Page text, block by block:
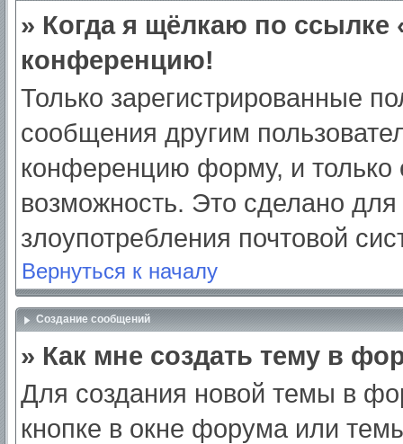
» Когда я щёлкаю по ссылке
конференцию!
Только зарегистрированные
сообщения другим
конференцию форму, и только
возможность. Это сделано для
злоупотребления почтовой
Вернуться к началу
Создание сообщений
» Как мне создать тему в
Для создания новой темы в
кнопке в окне форума или